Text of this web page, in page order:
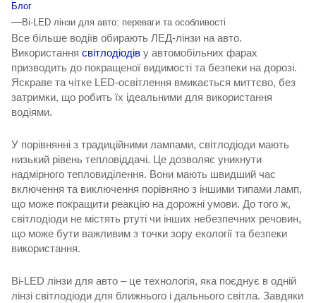
Блог
—Bi-LED лінзи для авто: переваги та особливості
Все більше водіїв обирають ЛЕД-лінзи на авто.
Використання світлодіодів у автомобільних фарах
призводить до покращеної видимості та безпеки на дорозі.
Яскраве та чітке LED-освітлення вмикається миттєво, без
затримки, що робить їх ідеальними для використання
водіями.
У порівнянні з традиційними лампами, світлодіоди мають
низький рівень тепловіддачі. Це дозволяє уникнути
надмірного тепловиділення. Вони мають швидший час
включення та виключення порівняно з іншими типами ламп,
що може покращити реакцію на дорожні умови. До того ж,
світлодіоди не містять ртуті чи інших небезпечних речовин,
що може бути важливим з точки зору екології та безпеки
використання.
Bi-LED лінзи для авто – це технологія, яка поєднує в одній
лінзі світлодіоди для ближнього і дальнього світла. Завдяки